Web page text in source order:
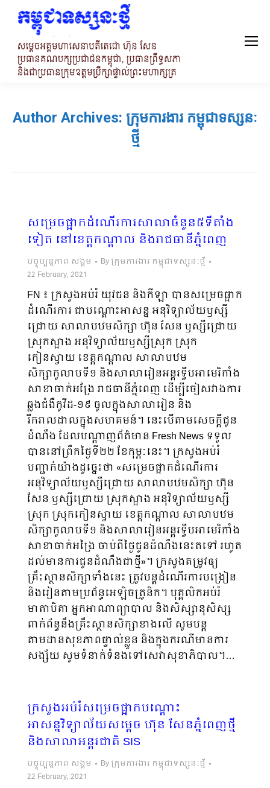
Author Archives: ក្រុមការងារ កម្ពុជាទស្សនៈ
ថ្មី
សម្រេចផ្អាកដំណើរការសាលាចំនួន៥ទីតាំង
ទៀត នៅខេត្តកណ្តាល និងរាជធានីភ្នំពេញ
បច្ចុប្បន្នភាព សង្គម By ក្រុមការងារ កម្ពុជាទស្សនៈថ្មី
22 February, 2021
FN ៖ ក្រសួងអប់រំ យុវជន និងកីឡា បានសម្រេចផ្អាក
ដំណើរការ ជាបណ្ដោះអាសន្ន អនុវិទ្យាល័យឫស្សី
ជ្រោយ សាលាបឋមសិក្សា ហ៊ុន សែន ឫស្សីជ្រោយ
ស្រុកស្អាង អនុវិទ្យាល័យឫស្សីស្រុក ស្រុក
កៀនស្វាយ ខេត្តកណ្ដាល សាលាបឋម
សិក្សាកូលាបទី១ និងសាលារៀនអន្តរទ្វីបអាមេរិកាំង
សាខាចាក់អង្រែ រាជធានីភ្នំពេញ ដើម្បីចៀសវាងការ
ឆ្លងជំងឺកូវីដ-១៩ ចូលក្នុងសាលារៀន និង
រីករាលដាលក្នុងសហគមន៍។ នេះបើតាមសេចក្តីជូន
ដំណឹង ដែលបណ្តាញព័ត៌មាន Fresh News ទទួល
បាននៅព្រឹកថ្ងៃទី២២ ខែកុម្ភៈនេះ។ ក្រសួងអប់រំ
បញ្ជាក់យ៉ាងដូច្នេះថា «សម្រេចផ្អាកដំណើរការ
អនុវិទ្យាល័យឫស្សីជ្រោយ សាលាបឋមសិក្សា ហ៊ុន
សែន ឫស្សីជ្រោយ ស្រុកស្អាង អនុវិទ្យាល័យឫស្សី
ស្រុក ស្រុកកៀនស្វាយ ខេត្តកណ្ដាល សាលាបឋម
សិក្សាកូលាបទី១ និងសាលារៀនអន្តរទ្វីបអាមេរិកាំង
សាខាចាក់អង្រៃ ចាប់ពីថ្ងៃជូនដំណឹងនេះតទៅ រហូត
ដល់មានការជូនដំណឹងជាថ្មី»។ ក្រសួងតម្រូវឲ្យ
គ្រឹះស្ថានសិក្សាទាំងនេះ ត្រូវបន្តដំណើរការបង្រៀន
និងរៀនតាមប្រព័ន្ធអេឡិចត្រូនិក។ បុគ្គលិកអប់រំ
មាតាបិតា អ្នកអាណាព្យាបាល និងសិស្សានុសិស្ស
ពាក់ព័ន្ធនឹងគ្រឹះស្ថានសិក្សាខាងលើ សូមបន្ត
តាមដានសុខភាពផ្ទាល់ខ្លួន និងក្នុងករណីមានការ
សង្ស័យ សូមទំនាក់ទំនងទៅសេវាសុខាភិបាល។…
ក្រសួងអប់រំសម្រេចផ្អាកបណ្តោះ
អាសន្នវិទ្យាល័យសម្តេច ហ៊ុន សែនភ្នំពេញថ្មី
និងសាលាអន្តរជាតិ SIS
បច្ចុប្បន្នភាព សង្គម By ក្រុមការងារ កម្ពុជាទស្សនៈថ្មី
22 February, 2021